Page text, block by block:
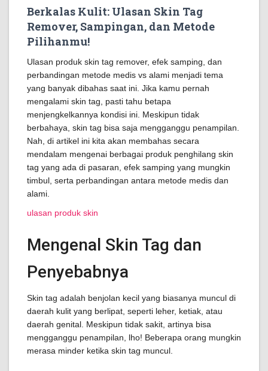
Berkalas Kulit: Ulasan Skin Tag
Remover, Sampingan, dan Metode
Pilihanmu!
Ulasan produk skin tag remover, efek samping, dan
perbandingan metode medis vs alami menjadi tema
yang banyak dibahas saat ini. Jika kamu pernah
mengalami skin tag, pasti tahu betapa
menjengkelkannya kondisi ini. Meskipun tidak
berbahaya, skin tag bisa saja mengganggu penampilan.
Nah, di artikel ini kita akan membahas secara
mendalam mengenai berbagai produk penghilang skin
tag yang ada di pasaran, efek samping yang mungkin
timbul, serta perbandingan antara metode medis dan
alami.
ulasan produk skin
Mengenal Skin Tag dan
Penyebabnya
Skin tag adalah benjolan kecil yang biasanya muncul di
daerah kulit yang berlipat, seperti leher, ketiak, atau
daerah genital. Meskipun tidak sakit, artinya bisa
mengganggu penampilan, lho! Beberapa orang mungkin
merasa minder ketika skin tag muncul.